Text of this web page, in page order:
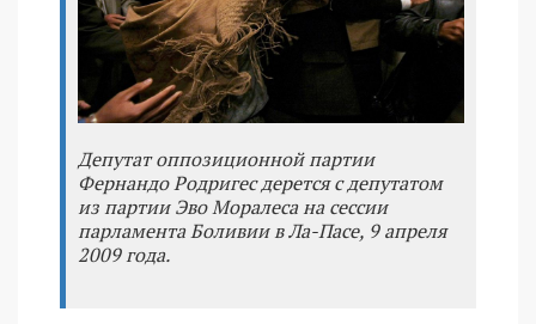
Депутат оппозиционной партии
Фернандо Родригес дерется с депутатом
из партии Эво Моралеса на сессии
парламента Боливии в Ла-Пасе, 9 апреля
2009 года.